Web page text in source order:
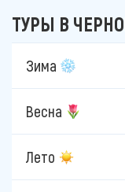
ТУРЫ В
Зима
Весна
Лето